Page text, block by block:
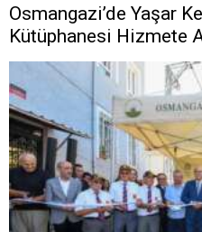
Osmangazi’de Yaşar
Kütüphanesi Hizmete